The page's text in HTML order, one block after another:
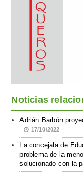
Noticias
Adrián Barbón
17/10/2022
La concejala de
problema de la
solucionado con la